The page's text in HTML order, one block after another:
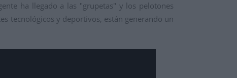
ha llegado a las "grupetas" y los pelotones
tecnológicos y deportivos, están generando un